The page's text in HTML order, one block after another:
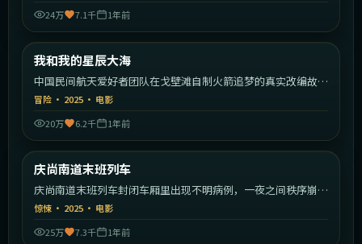
24万
7.1千 1年前
最新
我和我的星辰大海
中国民间航天爱好者团队在戈壁滩自制火箭追梦的真实改编故
事。
冒险 · 2025 · 电影
20万
6.2千 1年前
最新
庆尚南道末班列车
庆尚南道末班列车封闭车厢里出现不明病例，一夜之间秩序崩
塌。
惊悚 · 2025 · 电影
25万
7.3千 1年前